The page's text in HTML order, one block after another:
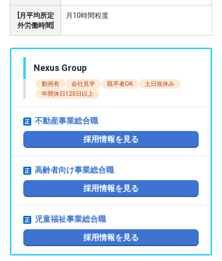
[月平均所定
外労働時間]
月10時間程度
Nexus Group
動画有 会社見学 既卒者OK
土日祝休み
年間休日120日以上
不動産事業総合職
採用情報を見る
高齢者向け事業総合職
採用情報を見る
児童福祉事業総合職
採用情報を見る